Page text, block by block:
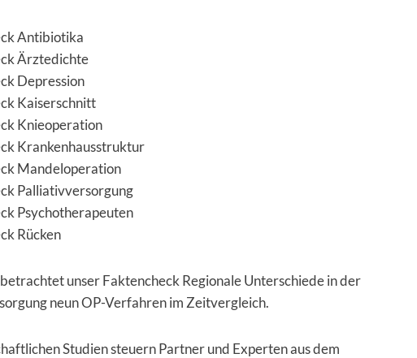
Antibiotika
Ärztedichte
Depression
Kaiserschnitt
Knieoperation
Krankenhausstruktur
Mandeloperation
Palliativversorgung
Psychotherapeuten
Rücken
unser Faktencheck Regionale Unterschiede in der
neun OP-Verfahren im Zeitvergleich.
Studien steuern Partner und Experten aus dem